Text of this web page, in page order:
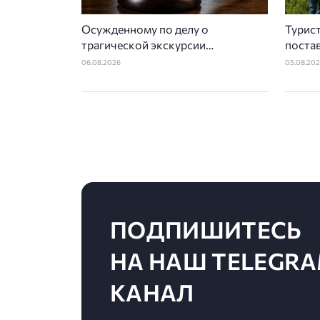
Осужденному по делу о
трагической экскурсии
Александру Киму смягчили
06.08.2026
ПОДПИШИТЕСЬ
НА НАШ
КАНАЛ